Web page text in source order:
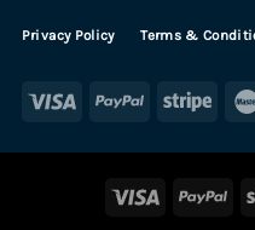
Privacy Policy Terms &